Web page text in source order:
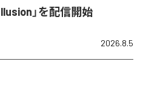
」を配信開始
2026.8.5